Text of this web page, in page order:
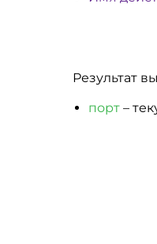
Результат
порт –